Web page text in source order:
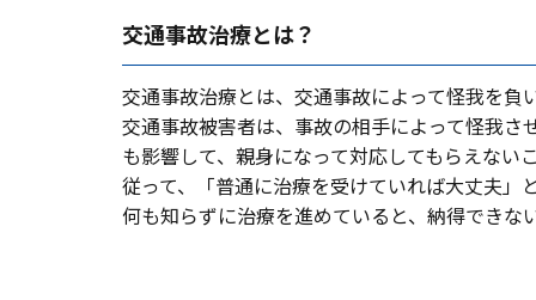
交通事故治療とは？
交通事故治療とは、交通事故によって怪我を
交通事故被害者は、事故の相⼿によって怪我
も影響して、親⾝になって対応してもらえな
従って、「普通に治療を受けていれば⼤丈夫
何も知らずに治療を進めていると、納得でき